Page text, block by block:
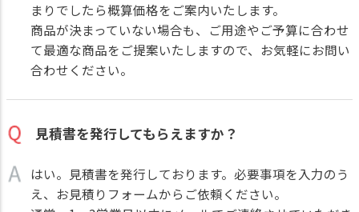
まりでしたら概算価格をご案内いたします。
商品が決まっていない場合も、ご用途やご予算に合わせ
て最適な商品をご提案いたしますので、お気軽にお問い
合わせください。
見積書を発行してもらえますか？
はい。見積書を発行しております。必要事項を入力のう
え、 お見積りフォームからご依頼ください。